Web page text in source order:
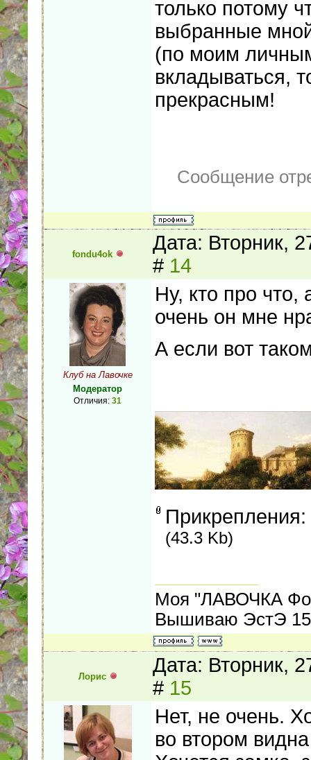
только потому
выбранные
(по моим
вкладываться,
прекрасным!
Сообщение
fondu4ok
Дата: Вторник,
# 14
Клуб на Лавочке
Модератор
Отличия: 31
Ну, кто про что,
очень он мне
А если вот
Прикрепления:
(43.3 Kb)
Моя "ЛАВОЧКА
Вышиваю ЭстЭ
Лорис
Дата: Вторник,
# 15
Нет, не очень.
во втором